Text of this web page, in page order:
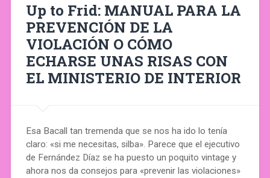
Up to Frid: MANUAL PARA LA
PREVENCIÓN DE LA
VIOLACIÓN O CÓMO
ECHARSE UNAS RISAS CON
EL MINISTERIO DE INTERIOR
Esa Bacall tan tremenda que se nos ha ido lo tenía
claro: «si me necesitas, silba». Parece que el ejecutivo
de Fernández Díaz se ha puesto un poquito vintage y
ahora nos da consejos para «prevenir las violaciones»